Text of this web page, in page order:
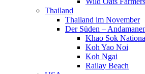
Thailand
Thailand im November
Der Süden –
Khao Sok
Koh Yao Noi
Koh Ngai
Railay Beach